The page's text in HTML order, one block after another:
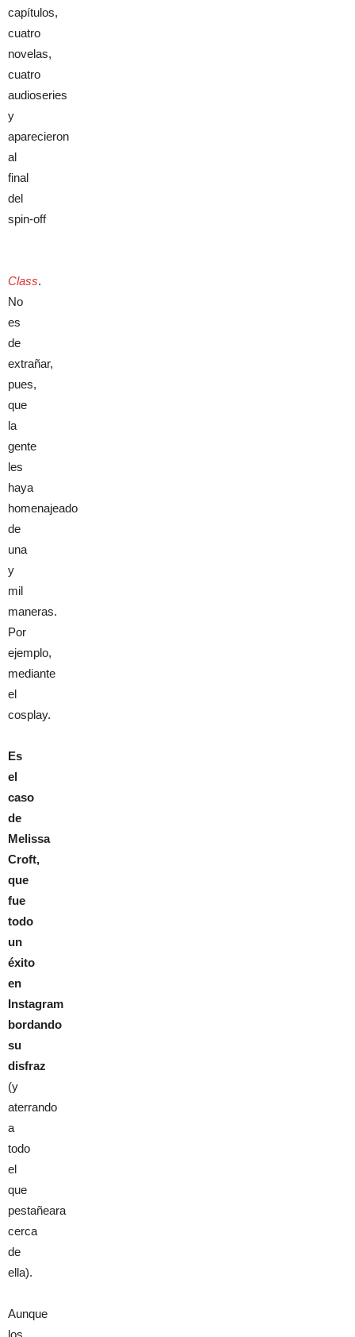
capítulos,
cuatro
novelas,
cuatro
audioseries
y
aparecieron
al
final
del
spin-off
Class.
No
es
de
extrañar,
pues,
que
la
gente
les
haya
homenajeado
de
una
y
mil
maneras.
Por
ejemplo,
mediante
el
cosplay.
Es
el
caso
de
Melissa
Croft,
que
fue
todo
un
éxito
en
Instagram
bordando
su
disfraz
(y
aterrando
a
todo
el
que
pestañeara
cerca
de
ella).
Aunque
los